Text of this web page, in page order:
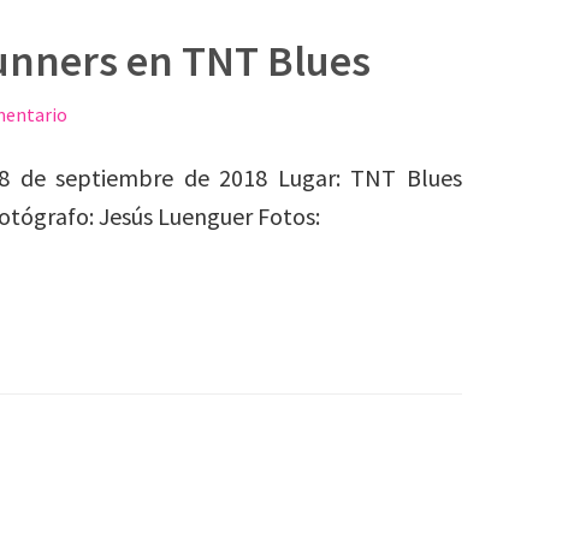
en TNT Blues
de septiembre de 2018 Lugar: TNT Blues
Jesús Luenguer Fotos: